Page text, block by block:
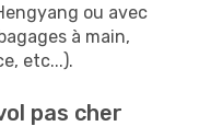
ou avec
à main,
etc...).
pas cher